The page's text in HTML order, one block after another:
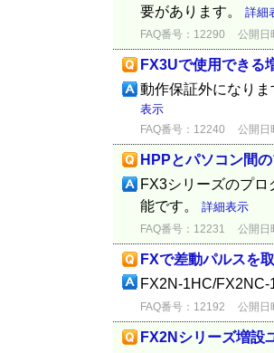
要があります。 詳細
FAQ番号：12290 公開日
FX3Uで使用できる
動作保証外になり
表示
FAQ番号：12240 公開日
HPPとパソコン間
FX3シリーズのプ
能です。 詳細表示
FAQ番号：12231 公開日
FXで差動パルスを
FX2N-1HC/
FAQ番号：12192 公開日
FX2Nシリーズ増設